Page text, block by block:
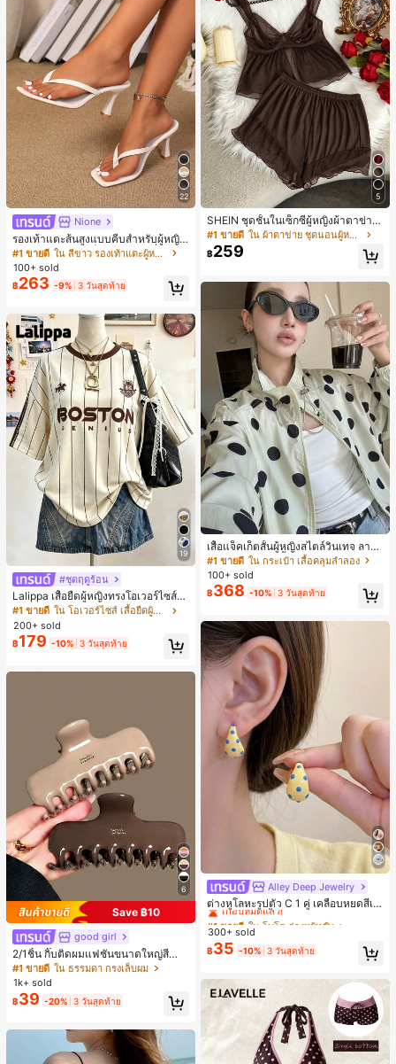
22
Nione
รองเท้าแตะส้นสูงแบบคีบสำหรับผู้หญิง
สไตล์คลาสสิก สีบล็อก สไตล์แฟรี่ฤดูร้อ
น ส้นเข็ม รองเท้าแตะแบบคีบ รองเท้าแ
ตะชายหาดแฟชั่นสายไขว้ รองเท้าผู้ห
ญิง สำหรับออฟฟิศ บ้าน กลางแจ้ง ดีไซ
น์หัวเหลี่ยม ชิคและหรูหรา สำหรับเดทไ
นท์
#1 ขายดี
ใน สีขาว รองเท้าแตะผู้หญิง
100+ sold
฿263 -9% 3 วันสุดท้าย
19
#ชุดฤดูร้อน
Lalippa เสื้อยืดผู้หญิงทรงโอเวอร์ไซส์ค
วามยาวกลาง คอกลม ไหล่ตก ลายพิมพ์
ตัวอักษรและลายทางแนวตั้ง สไตล์แฟชั่
นมินิมอล ของขวัญให้เพื่อน
#1 ขายดี
ใน โอเวอร์ไซส์ เสื้อยืดผู้หญิง
200+ sold
฿179 -10% 3 วันสุดท้าย
6
Save ฿10
good girl
2/1ชิ้น กิ๊บติดผมแฟชั่นขนาดใหญ่สีน้ำ
ตาลชานมสำหรับผู้หญิง เหมาะสำหรับก
ารอาบน้ำ ล้างหน้า และจัดแต่งทรงผม
#1 ขายดี ใน ธรรมดา กรงเล็บผม
1k+ sold
฿39 -20% 3 วันสุดท้าย
5
SHEIN ชุดชั้นในเซ็กซี่ผู้หญิงผ้าตาข่าย
มีโครงคัพบาง
#1 ขายดี ใน ผ้าตาข่าย ชุดนอนผู้หญิง
฿259
เสื้อแจ็คเก็ตสั้นผู้หญิงสไตล์วินเทจ ลายจุ
ดขนาดใหญ่ คอตั้ง เอวเข้ารูป แขนพอง
ทรงหลวม แฟชั่นอเนกประสงค์ สำหรับใ
ส่ประจำวันและไปเที่ยวพักผ่อน
#1 ขายดี ใน กระเป๋า เสื้อคลุมลำลอง
100+ sold
฿368 -10% 3 วันสุดท้าย
Alley Deep Jewelry
ต่างหูโลหะรูปตัว C 1 คู่ เคลือบหยดสีเห
ลือง ลายจุดสีน้ำเงิน สไตล์ยุโรปและอเม
ริกัน แฟชั่นส่วนตัว หวานและสง่างาม
สำหรับผู้หญิงและเด็กหญิง สำหรับการเ
ดินทาง งานแต่งงาน ปาร์ตี้ วันเกิด ของ
#1 ขายดี ใน โบโฮ ต่างหูผู้หญิง
เกือบหมดแล้ว!
#1 ขายดี ใน โบโฮ ต่างหูผู้หญิง
เกือบหมดแล้ว!
#1 ขายดี ใน โบโฮ ต่างหูผู้หญิง
เกือบหมดแล้ว!
#1 ขายดี ใน โบโฮ ต่างหูผู้หญิง
300+ sold
฿35 -10% 3 วันสุดท้าย